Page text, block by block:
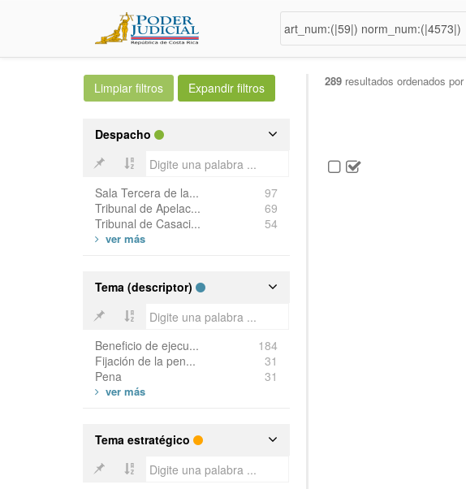
Despacho
Sala Tercera de la...
97
Tribunal de Apelac...
69
Tribunal de Casaci...
54
Tema (descriptor)
Beneficio de ejecu...
184
Fijación de la pen...
31
Pena
31
Tema estratégico
289resultados ordenados por